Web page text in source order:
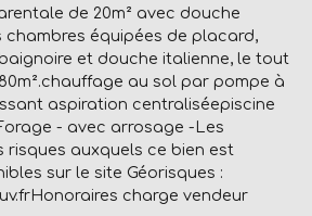
de 20m² avec douche
chambres équipées de placard,
et douche italienne, le tout
au sol par pompe à
aspiration centraliséepiscine
- avec arrosage -Les
risques auxquels ce bien est
sur le site Géorisques :
charge vendeur